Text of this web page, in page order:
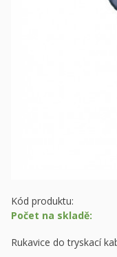
Kód produktu:
Počet na skladě:
Rukavice do tryskací